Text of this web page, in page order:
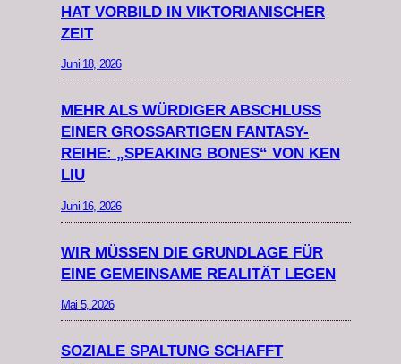
HAT VORBILD IN VIKTORIANISCHER
ZEIT
Juni 18, 2026
MEHR ALS WÜRDIGER ABSCHLUSS
EINER GROSSARTIGEN FANTASY-R
EIHE: „SPEAKING BONES“ VON KEN L
IU
Juni 16, 2026
WIR MÜSSEN DIE GRUNDLAGE FÜR
EINE GEMEINSAME REALITÄT LEGEN
Mai 5, 2026
SOZIALE SPALTUNG SCHAFFT